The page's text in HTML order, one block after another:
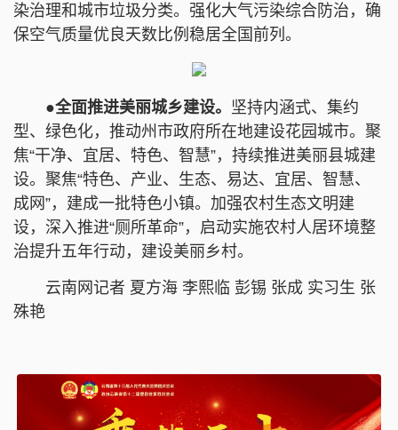
染治理和城市垃圾分类。强化大气污染综合防治，确
保空气质量优良天数比例稳居全国前列。
●全面推进美丽城乡建设。 坚持内涵式、集约
型、绿色化，推动州市政府所在地建设花园城市。聚
焦“干净、 宜居、特色、智慧”，持续推进美丽县城建
设。聚焦“特色、产业、生态、易达、 宜居、智慧、
成网”，建成一批特色小镇。加强农村生态文明建
设，深入推进“厕所革命”，启动实施农村人居环境整
治提升五年行动，建设美丽乡村。
云南网记者 夏方海 李熙临 彭锡 张成 实习生 张
殊艳